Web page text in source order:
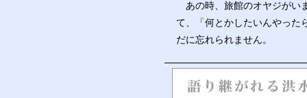
あの時、旅館のオヤジがい
て、「何とかしたいんやった
だに忘れられません。